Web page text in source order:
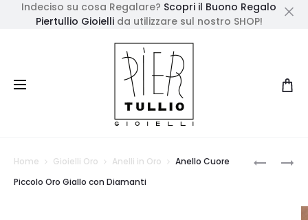
Indeciso su cosa Regalare? Scopri il Buono Regalo
Piertullio Gioiellida utilizzare sul nostro SHOP!
ANELLO
ANELLO
Home Gioielli Oro Anelli in Oro
Anello Cuore
Piccolo Oro Giallo con Diamanti